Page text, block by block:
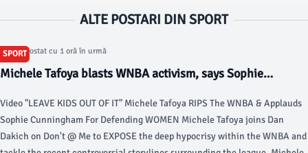
ALTE POSTARI DIN SPORT
SPORT
Articol postat cu 1 oră în urmă
Michele Tafoya blasts WNBA activism, says Sophie
News
Video "LEAVE KIDS OUT OF IT" Michele Tafoya RIPS The WNBA & Applauds
Sophie Cunningham For Defending WOMEN Michele Tafoya joins Dan
Dakich on Don't @ Me to EXPOSE the deep hypocrisy within the WNBA and